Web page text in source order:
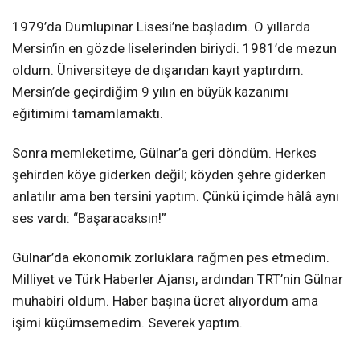
1979’da Dumlupınar Lisesi’ne başladım. O yıllarda
Mersin’in en gözde liselerinden biriydi. 1981’de mezun
oldum. Üniversiteye de dışarıdan kayıt yaptırdım.
Mersin’de geçirdiğim 9 yılın en büyük kazanımı
eğitimimi tamamlamaktı.
Sonra memleketime, Gülnar’a geri döndüm. Herkes
şehirden köye giderken değil; köyden şehre giderken
anlatılır ama ben tersini yaptım. Çünkü içimde hâlâ aynı
ses vardı: “Başaracaksın!”
Gülnar’da ekonomik zorluklara rağmen pes etmedim.
Milliyet ve Türk Haberler Ajansı, ardından TRT’nin Gülnar
muhabiri oldum. Haber başına ücret alıyordum ama
işimi küçümsemedim. Severek yaptım.